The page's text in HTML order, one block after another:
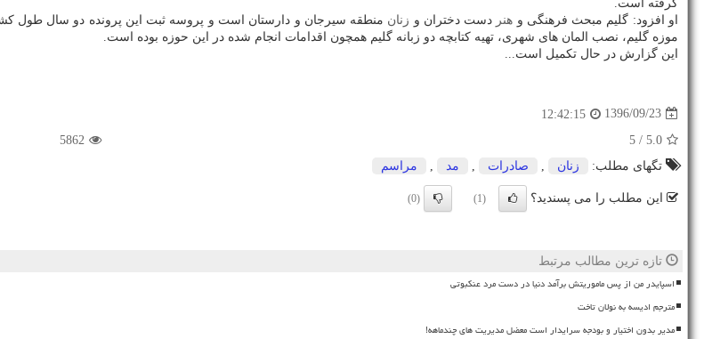
گرفته است.
او افزود: گلیم مبحث فرهنگی و هنر دست دختران و زنان منطقه سیرجان و دارستان است و پروسه ثبت این پرونده دو سال طول
موزه گلیم، نصب المان های شهری، تهیه كتابچه دو زبانه گلیم همچون اقدامات انجام شده در این حوزه بوده است.
این گزارش در حال تكمیل است...
1396/09/23
12:42:15
5.0
/ 5
5862
تگهای مطلب:
زنان صادرات مد مراسم
این مطلب را می پسندید؟ (1)
(0)
تازه ترین مطالب مرتبط
اسپایدر من از پس ماموریتش برآمد دنیا در دست مرد عنکبوتی
مترجم ادیسه به نولان تاخت
مدیر بدون اختیار و بودجه سرایدار است معضل مدیریت های چندماهه!